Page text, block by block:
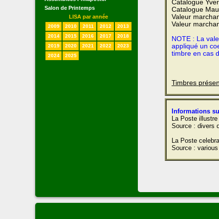
Salon de Printemps
LISA par année
2009 2010 2011 2012
2013
2014
2015 2016 2017
2018
2019
2020 2021 2022
2023
2024
2025
Catalogue
Catalogue
Valeur
Valeur
NOTE : La
appliqué un
timbre en cas
Timbres
Informations
La Poste
Source : divers
La Poste
Source :